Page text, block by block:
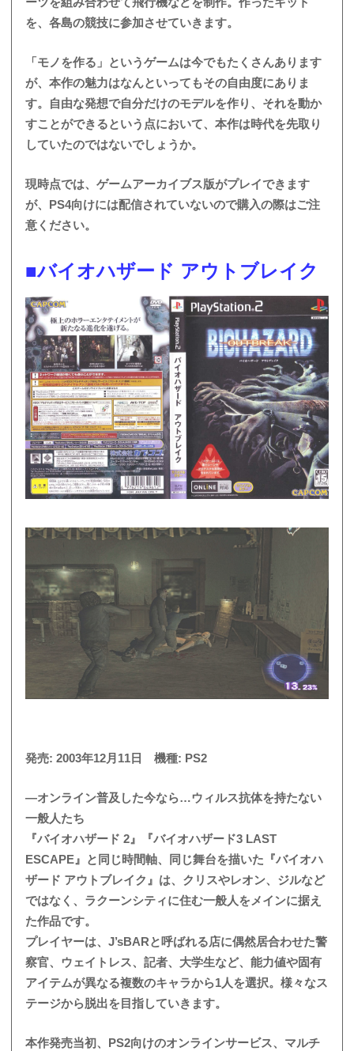
を、各島の競技に参加させていきます。
「モノを作る」というゲームは今でもたくさんあります
が、本作の魅力はなんといってもその自由度にありま
す。自由な発想で自分だけのモデルを作り、それを動か
すことができるという点において、本作は時代を先取り
していたのではないでしょうか。
現時点では、ゲームアーカイブス版がプレイできます
が、PS4向けには配信されていないので購入の際はご注
意ください。
■バイオハザード アウトブレイク
発売: 2003年12月11日 機種: PS2
―オンライン普及した今なら…ウィルス抗体を持たない
一般人たち
『バイオハザード 2』『バイオハザード3 LAST
ESCAPE』と同じ時間軸、同じ舞台を描いた『バイオハ
ザード アウトブレイク』は、クリスやレオン、ジルなど
ではなく、ラクーンシティに住む一般人をメインに据え
た作品です。
プレイヤーは、J’sBARと呼ばれる店に偶然居合わせた警
察官、ウェイトレス、記者、大学生など、能力値や固有
アイテムが異なる複数のキャラから1人を選択。様々なス
テージから脱出を目指していきます。
本作発売当初、PS2向けのオンラインサービス、マルチ